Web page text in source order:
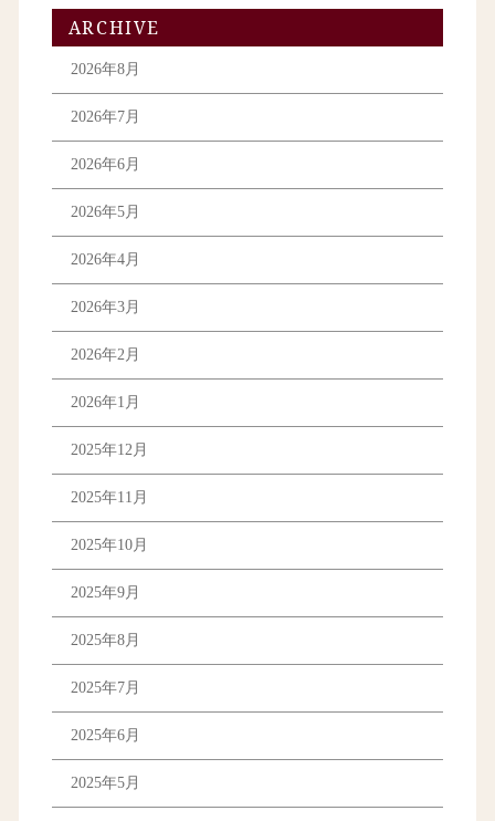
ARCHIVE
2026年8月
2026年7月
2026年6月
2026年5月
2026年4月
2026年3月
2026年2月
2026年1月
2025年12月
2025年11月
2025年10月
2025年9月
2025年8月
2025年7月
2025年6月
2025年5月